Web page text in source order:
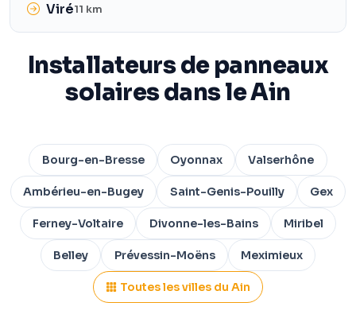
Viré11 km
Installateurs de panneaux
solaires dans le Ain
Bourg-en-Bresse Oyonnax Valserhône
Ambérieu-en-Bugey Saint-Genis-Pouilly Gex
Ferney-Voltaire Divonne-les-Bains Miribel
Belley Prévessin-Moëns Meximieux
Toutes les villes du Ain